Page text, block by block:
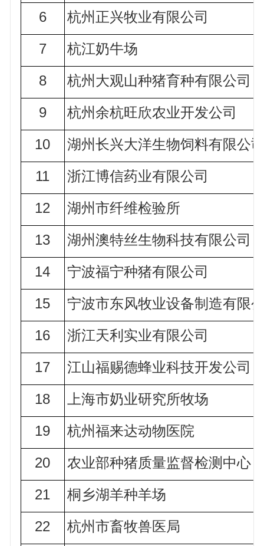
6
杭州正兴牧业有限公司
7
杭江奶牛场
8
杭州大观山种猪育种有限公司
9
杭州余杭旺欣农业开发公司
10
湖州长兴大洋生物饲料有限公
11
浙江博信药业有限公司
12
湖州市纤维检验所
13
湖州澳特丝生物科技有限公司
14
宁波福宁种猪有限公司
15
宁波市东风牧业设备制造有限
16
浙江天利实业有限公司
17
江山福赐德蜂业科技开发公司
18
上海市奶业研究所牧场
19
杭州福来达动物医院
20
农业部种猪质量监督检测中心
21
桐乡湖羊种羊场
22
杭州市畜牧兽医局